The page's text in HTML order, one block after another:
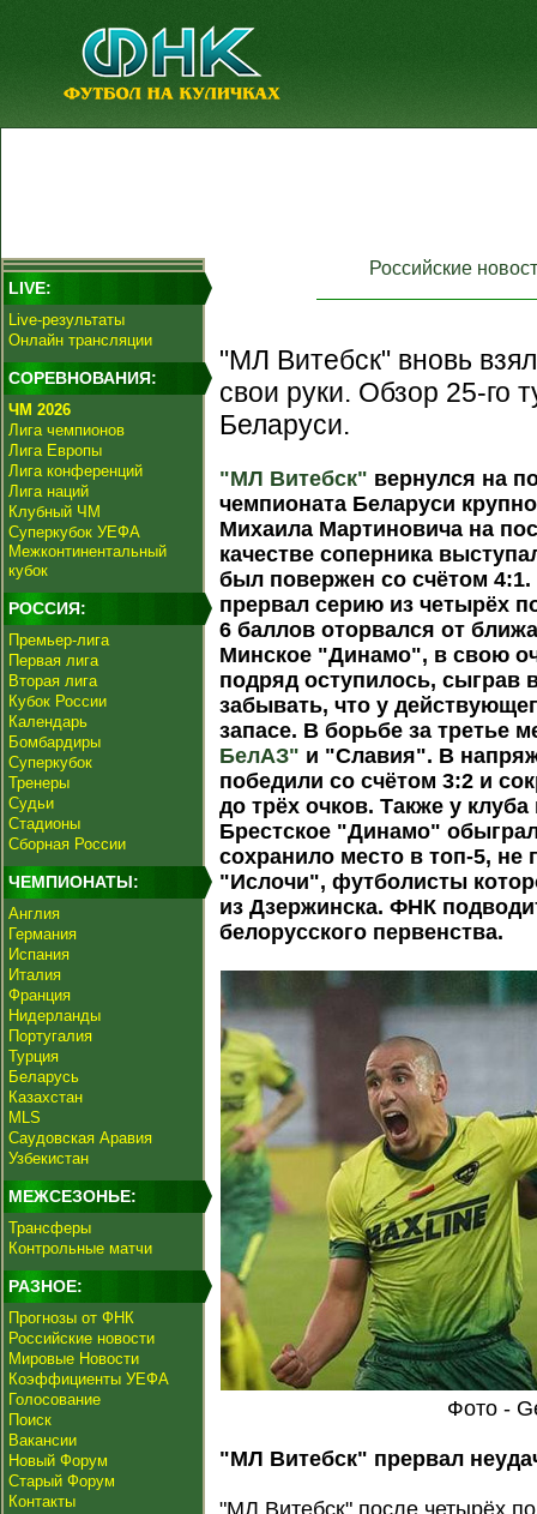
LIVE:
Live-результаты
Онлайн трансляции
СОРЕВНОВАНИЯ:
ЧМ 2026
Лига чемпионов
Лига Европы
Лига конференций
Лига наций
Клубный ЧМ
Суперкубок УЕФА
Межконтинентальный
кубок
РОССИЯ:
Премьер-лига
Первая лига
Вторая лига
Кубок России
Календарь
Бомбардиры
Суперкубок
Тренеры
Судьи
Стадионы
Сборная России
ЧЕМПИОНАТЫ:
Англия
Германия
Испания
Италия
Франция
Нидерланды
Португалия
Турция
Беларусь
Казахстан
MLS
Саудовская Аравия
Узбекистан
МЕЖСЕЗОНЬЕ:
Трансферы
Контрольные матчи
РАЗНОЕ:
Прогнозы от ФНК
Российские новости
Мировые Новости
Коэффициенты УЕФА
Голосование
Поиск
Вакансии
Новый Форум
Старый Форум
Контакты
Российские
"МЛ Витебск" вновь
свои руки. Обзор 25-го
Беларуси.
"МЛ Витебск" вернулся на
чемпионата Беларуси
Михаила Мартиновича на
качестве соперника
был повержен со счётом
прервал серию из четырёх
6 баллов оторвался от
Минское "Динамо", в свою
подряд оступилось,
забывать, что у
запасе. В борьбе за третье
БелАЗ" и "Славия". В
победили со счётом 3:2 и
до трёх очков. Также у
Брестское "Динамо"
сохранило место в топ-5, не
"Ислочи", футболисты
из Дзержинска. ФНК
белорусского первенства.
Фото -
"МЛ Витебск" прервал
"МЛ Витебск" после четырёх